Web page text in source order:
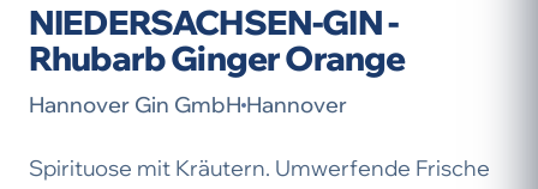
NIEDERSACHSEN-GIN -
Rhubarb Ginger Orange
Hannover Gin GmbH Hannover
Spirituose mit Kräutern. Umwerfende Frische